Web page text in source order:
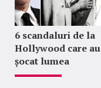
6 scandaluri de la
Hollywood care au
șocat lumea